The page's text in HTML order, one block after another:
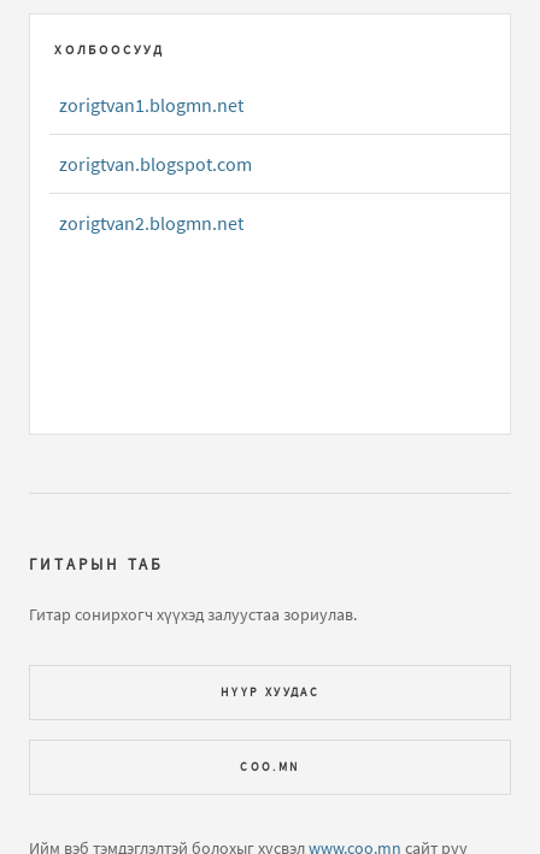
ХОЛБООСУУД
zorigtvan1.blogmn.net
zorigtvan.blogspot.com
zorigtvan2.blogmn.net
ГИТАРЫН ТАБ
Гитар сонирхогч хүүхэд залуустаа зориулав.
НҮҮР ХУУДАС
COO.MN
Ийм вэб тэмдэглэлтэй болохыг хүсвэлwww.coo.mn сайт руу